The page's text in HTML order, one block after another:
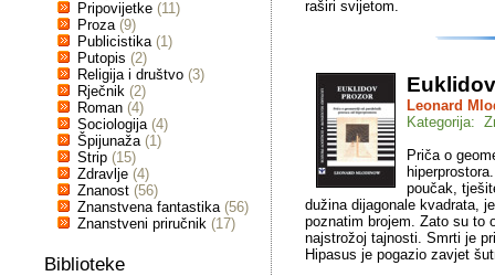
Pripovijetke (11)
Proza (9)
Publicistika (1)
Putopis (2)
Religija i društvo (3)
Rječnik (2)
Roman (4)
Sociologija (4)
Špijunaža (1)
Strip (15)
Zdravlje (4)
Znanost (56)
Znanstvena fantastika (56)
Znanstveni priručnik (17)
Biblioteke
raširi svijetom.
Leonard
Kategorija:
Priča o
poučak,
dužina dijagonale kvadrata,
poznatim brojem. Zato su to
najstrožoj tajnosti. Smrti je
Hipasus je pogazio zavjet